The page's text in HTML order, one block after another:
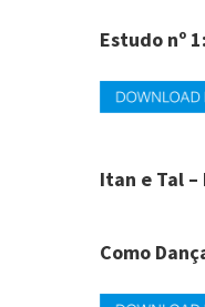
Estudo nº
Itan e Tal –
Como